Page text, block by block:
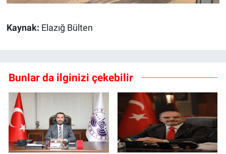
Kaynak: Elazığ Bülten
Bunlar da ilginizi çekebilir